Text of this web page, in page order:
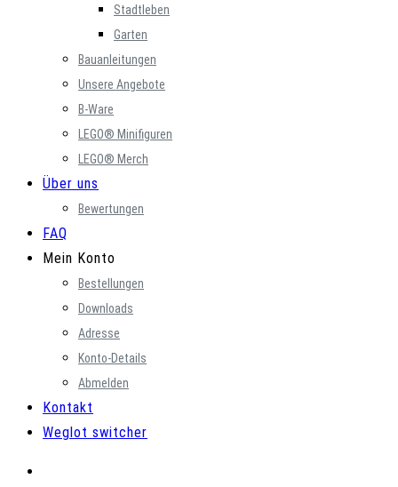
Stadtleben
Garten
Bauanleitungen
Unsere Angebote
B-Ware
LEGO® Minifiguren
LEGO® Merch
Über uns
Bewertungen
FAQ
Mein Konto
Bestellungen
Downloads
Adresse
Konto-Details
Abmelden
Kontakt
Weglot switcher